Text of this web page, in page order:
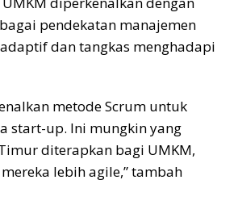
pendekatan manajemen
dan tangkas menghadapi
metode Scrum untuk
start-up. Ini mungkin yang
diterapkan bagi UMKM,
lebih agile,” tambah